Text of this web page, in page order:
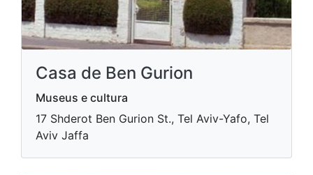
Casa de Ben Gurion
Museus e cultura
17 Shderot Ben Gurion St., Tel Aviv-Yafo, Tel
Aviv Jaffa